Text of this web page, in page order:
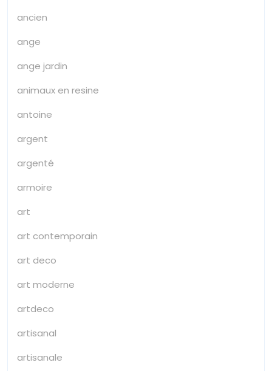
ancien
ange
ange jardin
animaux en resine
antoine
argent
argenté
armoire
art
art contemporain
art deco
art moderne
artdeco
artisanal
artisanale